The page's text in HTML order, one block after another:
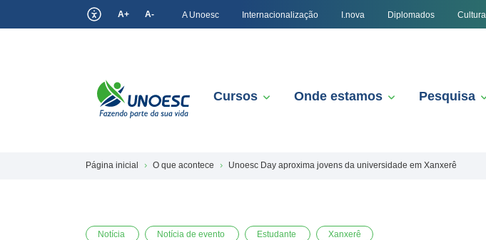
A+ A- A Unoesc Internacionalização I.nova Diplomados Cultura
Cursos Onde estamos Pesquisa
Página inicial O que acontece Unoesc Day aproxima jovens da universidade em Xanxerê
Notícia Notícia de evento Estudante Xanxerê